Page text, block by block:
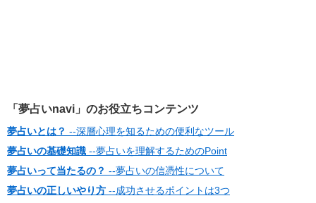
「夢占いnavi」のお役立ちコンテンツ
夢占いとは？ --深層心理を知るための便利なツール
夢占いの基礎知識 --夢占いを理解するためのPoint
夢占いって当たるの？ --夢占いの信憑性について
夢占いの正しいやり方 --成功させるポイントは3つ